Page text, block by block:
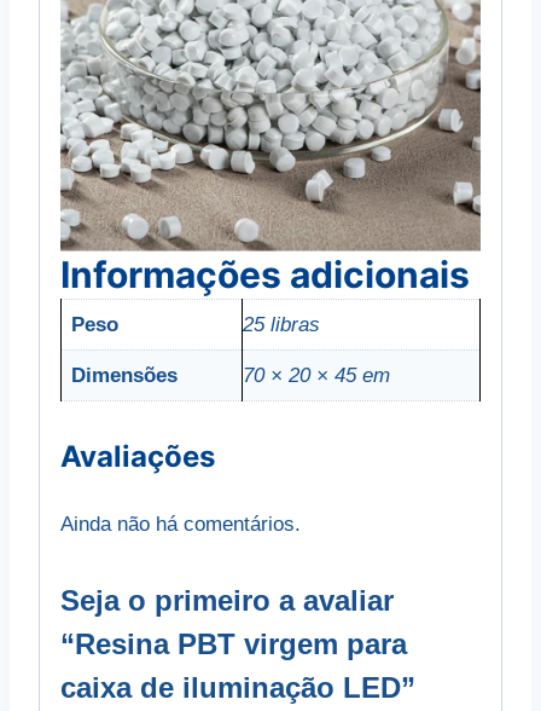
Informações adicionais
Peso 25 libras
Dimensões 70 × 20 × 45 em
Avaliações
Ainda não há comentários.
Seja o primeiro a avaliar
“Resina PBT virgem para
caixa de iluminação LED”